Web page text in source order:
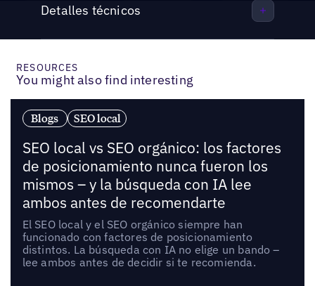
Detalles técnicos
RESOURCES
You might also find interesting
Blogs SEO local
SEO local vs SEO orgánico: los factores
de posicionamiento nunca fueron los
mismos – y la búsqueda con IA lee
ambos antes de recomendarte
El SEO local y el SEO orgánico siempre han
funcionado con factores de posicionamiento
distintos. La búsqueda con IA no elige un bando –
lee ambos antes de decidir si te recomienda.